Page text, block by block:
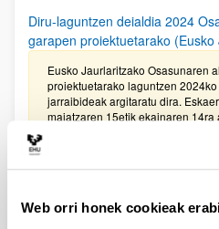
Web orri honek cookieak
Diru-laguntzen deialdia 2024
garapen proiektuetarako (Eusko
Eusko Jaurlaritzako Osasunaren
proiektuetarako laguntzen
jarraibideak argitaratu dira.
maiatzaren 15etik ekainaren 14ra
Gipuzkoako Zientzia, Teknologia
Eskaerak aurkezteko epea